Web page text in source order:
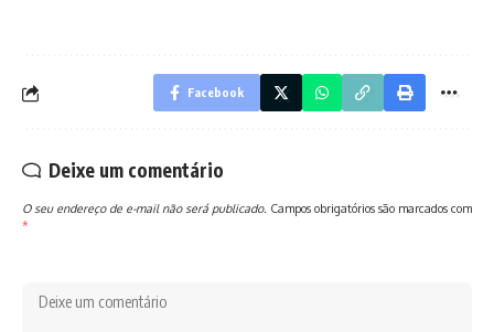
Facebook
Deixe um comentário
O seu endereço de e-mail não será publicado. Campos obrigatórios são marcados com
*